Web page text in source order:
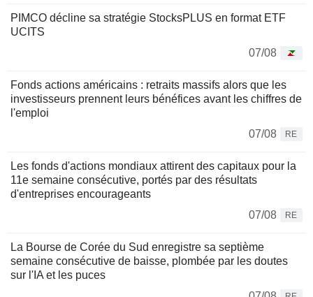
PIMCO décline sa stratégie StocksPLUS en format ETF
UCITS
07/08
Fonds actions américains : retraits massifs alors que les
investisseurs prennent leurs bénéfices avant les chiffres de
l'emploi
07/08
RE
Les fonds d'actions mondiaux attirent des capitaux pour la
11e semaine consécutive, portés par des résultats
d'entreprises encourageants
07/08
RE
La Bourse de Corée du Sud enregistre sa septième
semaine consécutive de baisse, plombée par les doutes
sur l'IA et les puces